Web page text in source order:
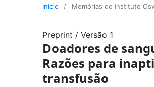
Início / Memórias do Instituto
Preprint / Versão 1
Doadores de
Razões para
transfusão